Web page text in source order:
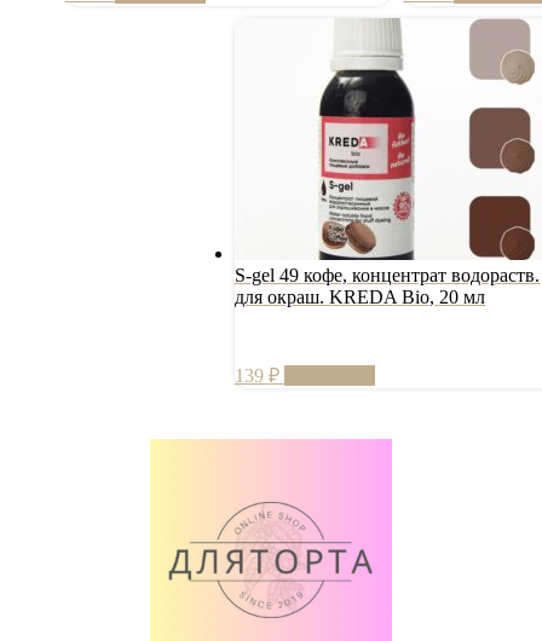
S-gel 49 кофе, концентрат водораств.
для окраш. KREDA Bio, 20 мл
139 ₽